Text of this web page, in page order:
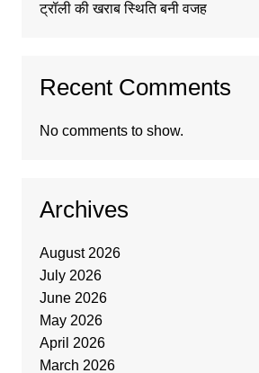
ट्रॉली की खराब स्थिति बनी वजह
Recent Comments
No comments to show.
Archives
August 2026
July 2026
June 2026
May 2026
April 2026
March 2026